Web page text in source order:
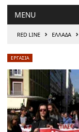
MENU
RED LINE › ΕΛΛΑΔΑ ›
ΕΡΓΑΣΊΑ